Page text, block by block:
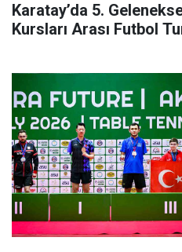
Karatay’da 5.
Kursları Arası Futbol